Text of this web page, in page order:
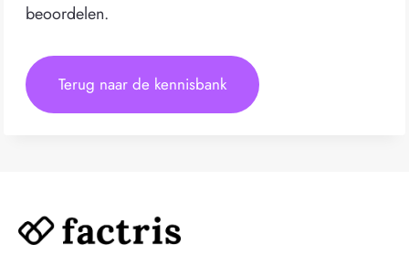
beoordelen.
Terug naar de kennisbank